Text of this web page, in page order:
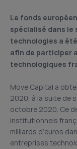
Le fonds
spécialisé dans le
technologies a
afin de participer
technologiques
Move Capital a
2020, à la suite de
octobre 2020. Ce
institutionnels
milliards d’euros
entreprises